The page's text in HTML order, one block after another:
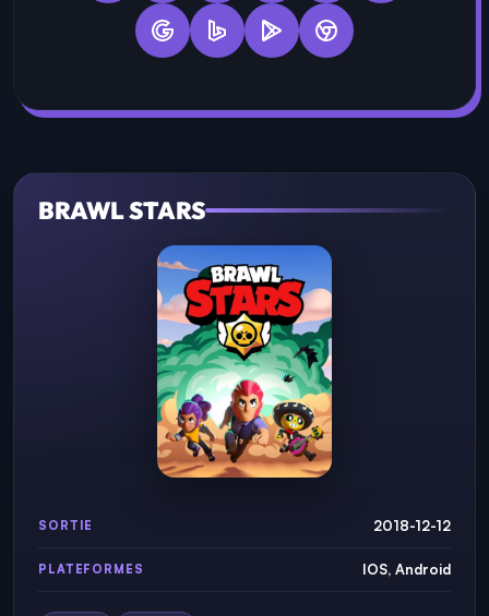
BRAWL STARS
SORTIE 2018-12-12
PLATEFORMES IOS, Android